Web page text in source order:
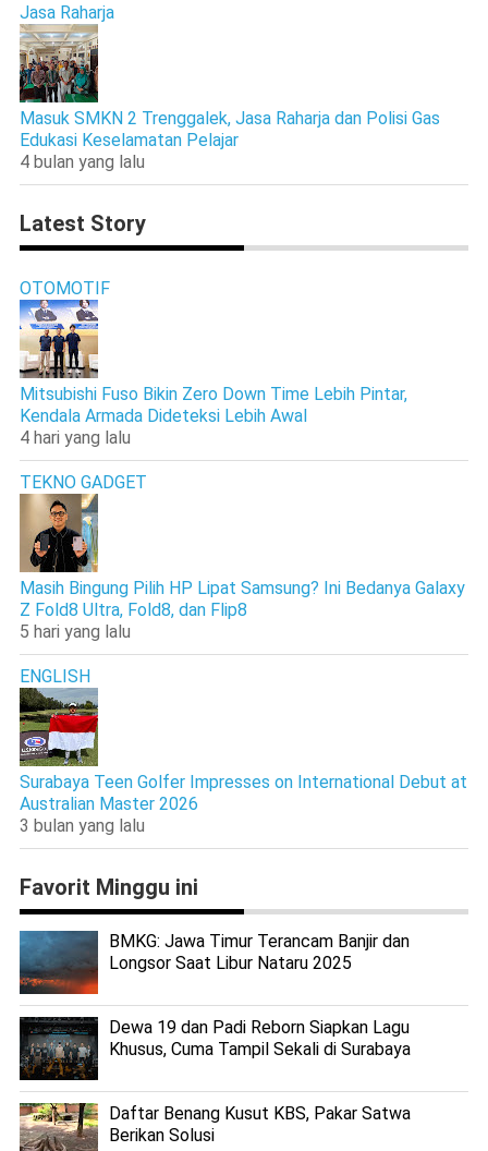
Jasa Raharja
Masuk SMKN 2 Trenggalek, Jasa Raharja dan Polisi Gas
Edukasi Keselamatan Pelajar
4 bulan yang lalu
Latest Story
OTOMOTIF
Mitsubishi Fuso Bikin Zero Down Time Lebih Pintar,
Kendala Armada Dideteksi Lebih Awal
4 hari yang lalu
TEKNO GADGET
Masih Bingung Pilih HP Lipat Samsung? Ini Bedanya Galaxy
Z Fold8 Ultra, Fold8, dan Flip8
5 hari yang lalu
ENGLISH
Surabaya Teen Golfer Impresses on International Debut at
Australian Master 2026
3 bulan yang lalu
Favorit Minggu ini
BMKG: Jawa Timur Terancam Banjir dan
Longsor Saat Libur Nataru 2025
Dewa 19 dan Padi Reborn Siapkan Lagu
Khusus, Cuma Tampil Sekali di Surabaya
Daftar Benang Kusut KBS, Pakar Satwa
Berikan Solusi